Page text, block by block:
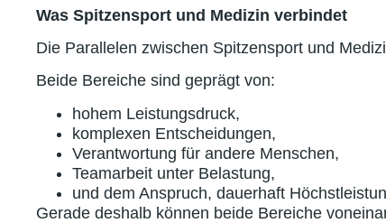
Was Spitzensport und Medizin verbindet
Die Parallelen zwischen Spitzensport und
Beide Bereiche sind geprägt von:
hohem Leistungsdruck,
komplexen Entscheidungen,
Verantwortung für andere Menschen,
Teamarbeit unter Belastung,
und dem Anspruch, dauerhaft
Gerade deshalb können beide Bereiche